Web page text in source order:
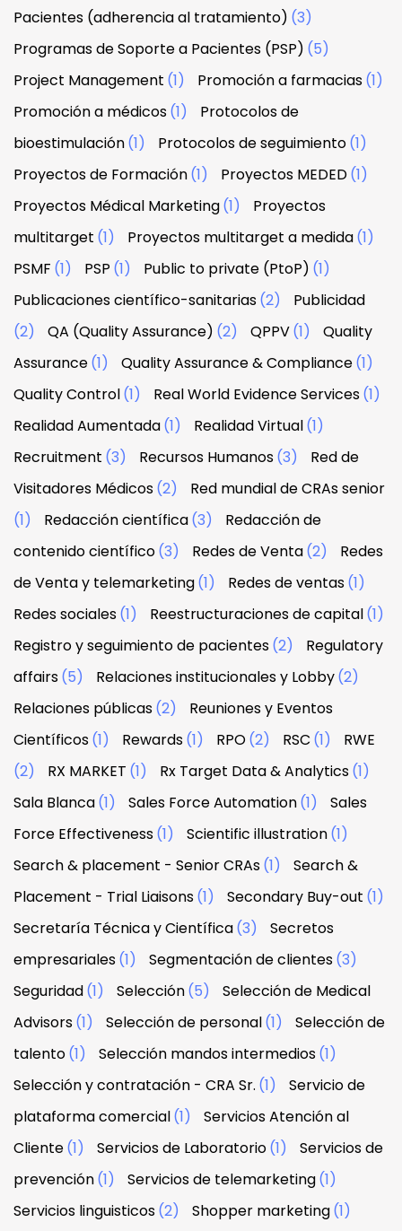
Pacientes (adherencia al tratamiento) (3)
Programas de Soporte a Pacientes (PSP) (5)
Project Management (1) Promoción a farmacias(1)
Promoción a médicos(1)
Protocolos de
bioestimulación(1) Protocolos de seguimiento(1)
Proyectos de Formación(1) Proyectos MEDED(1)
Proyectos Médical Marketing(1)
Proyectos
multitarget (1) Proyectos multitarget a medida(1)
PSMF (1) PSP (1) Public to private (PtoP) (1)
Publicaciones científico-sanitarias(2)
Publicidad
(2)
QA (Quality Assurance) (2) QPPV(1)
Quality
Assurance(1) Quality Assurance & Compliance(1)
Quality Control(1) Real World Evidence Services(1)
Realidad Aumentada(1) Realidad Virtual(1)
Recruitment (3) Recursos Humanos(3)
Red de
Visitadores Médicos(2)
Red mundial de CRAs senior
(1)
Redacción científica(3)
Redacción de
contenido científico(3) Redes de Venta(2)
Redes
de Venta y telemarketing(1) Redes de ventas(1)
Redes sociales(1) Reestructuraciones de capital(1)
Registro y seguimiento de pacientes(2)
Regulatory
affairs(5) Relaciones institucionales y Lobby(2)
Relaciones públicas(2)
Reuniones y Eventos
Científicos(1) Rewards(1) RPO(2) RSC (1)
RWE
(2)
RX MARKET (1) Rx Target Data & Analytics(1)
Sala Blanca(1) Sales Force Automation(1)
Sales
Force Effectiveness(1) Scientific illustration(1)
Search & placement - Senior CRAs(1)
Search &
Placement - Trial Liaisons(1) Secondary Buy-out (1)
Secretaría Técnica y Científica(3)
Secretos
empresariales(1) Segmentación de clientes(3)
Seguridad(1) Selección(5)
Selección de Medical
Advisors(1) Selección de personal(1)
Selección de
talento(1) Selección mandos intermedios(1)
Selección y contratación - CRA Sr. (1)
Servicio de
plataforma comercial(1)
Servicios Atención al
Cliente(1) Servicios de Laboratorio(1)
Servicios de
prevención(1) Servicios de telemarketing(1)
Servicios linguisticos(2) Shopper marketing(1)